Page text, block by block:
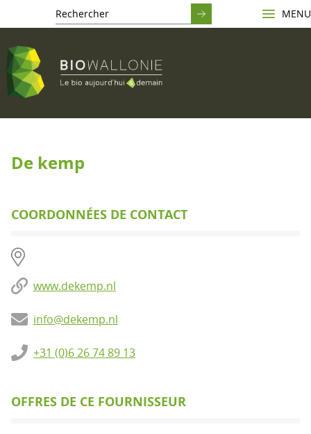
MENU
De kemp
COORDONNÉES DE CONTACT
www.dekemp.nl
info@dekemp.nl
+31 (0)6 26 74 89 13
OFFRES DE CE FOURNISSEUR